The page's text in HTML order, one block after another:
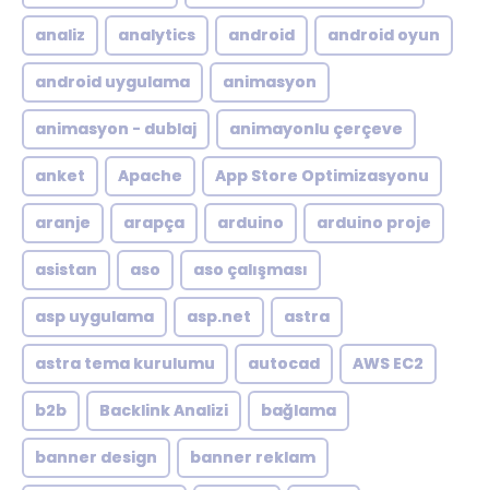
analiz analytics android android oyun
android uygulama animasyon
animasyon - dublaj animayonlu çerçeve
anket Apache App Store Optimizasyonu
aranje arapça arduino arduino proje
asistan aso aso çalışması
asp uygulama asp.net astra
astra tema kurulumu autocad AWS EC2
b2b Backlink Analizi bağlama
banner design banner reklam